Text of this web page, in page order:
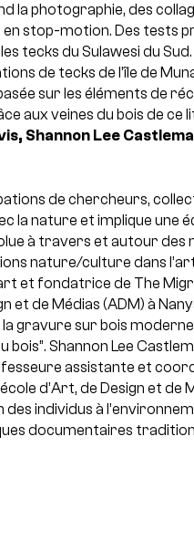
la photographie, des
en stop-motion. Des tests
tecks du Sulawesi du
de tecks de l’île de
sur les éléments de
aux veines du bois de ce
Shannon Lee
de chercheurs,
la nature et implique une
à travers et autour des
nature/culture dans
et fondatrice de The
et de Médias (ADM) à
gravure sur bois
bois”. Shannon Lee
assistante et
d’Art, de Design et de
individus à
documentaires